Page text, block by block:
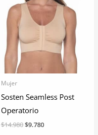
Mujer
Sosten Seamless Post
Operatorio
$14.980El
$9.780El